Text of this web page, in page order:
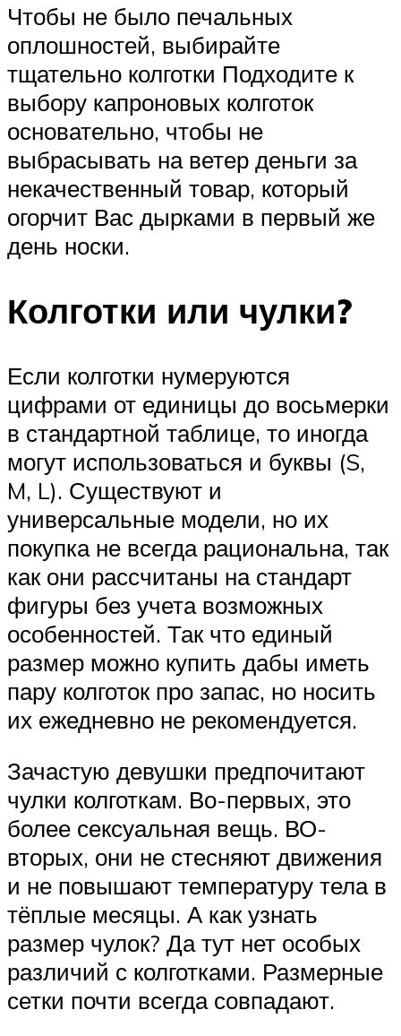
Чтобы не было печальных
оплошностей, выбирайте
тщательно колготки Подходите к
выбору капроновых колготок
основательно, чтобы не
выбрасывать на ветер деньги за
некачественный товар, который
огорчит Вас дырками в первый же
день носки.
Колготки или чулки?
Если колготки нумеруются
цифрами от единицы до восьмерки
в стандартной таблице, то иногда
могут использоваться и буквы (S,
M, L). Существуют и
универсальные модели, но их
покупка не всегда рациональна, так
как они рассчитаны на стандарт
фигуры без учета возможных
особенностей. Так что единый
размер можно купить дабы иметь
пару колготок про запас, но носить
их ежедневно не рекомендуется.
Зачастую девушки предпочитают
чулки колготкам. Во-первых, это
более сексуальная вещь. ВО-
вторых, они не стесняют движения
и не повышают температуру тела в
тёплые месяцы. А как узнать
размер чулок? Да тут нет особых
различий с колготками. Размерные
сетки почти всегда совпадают.